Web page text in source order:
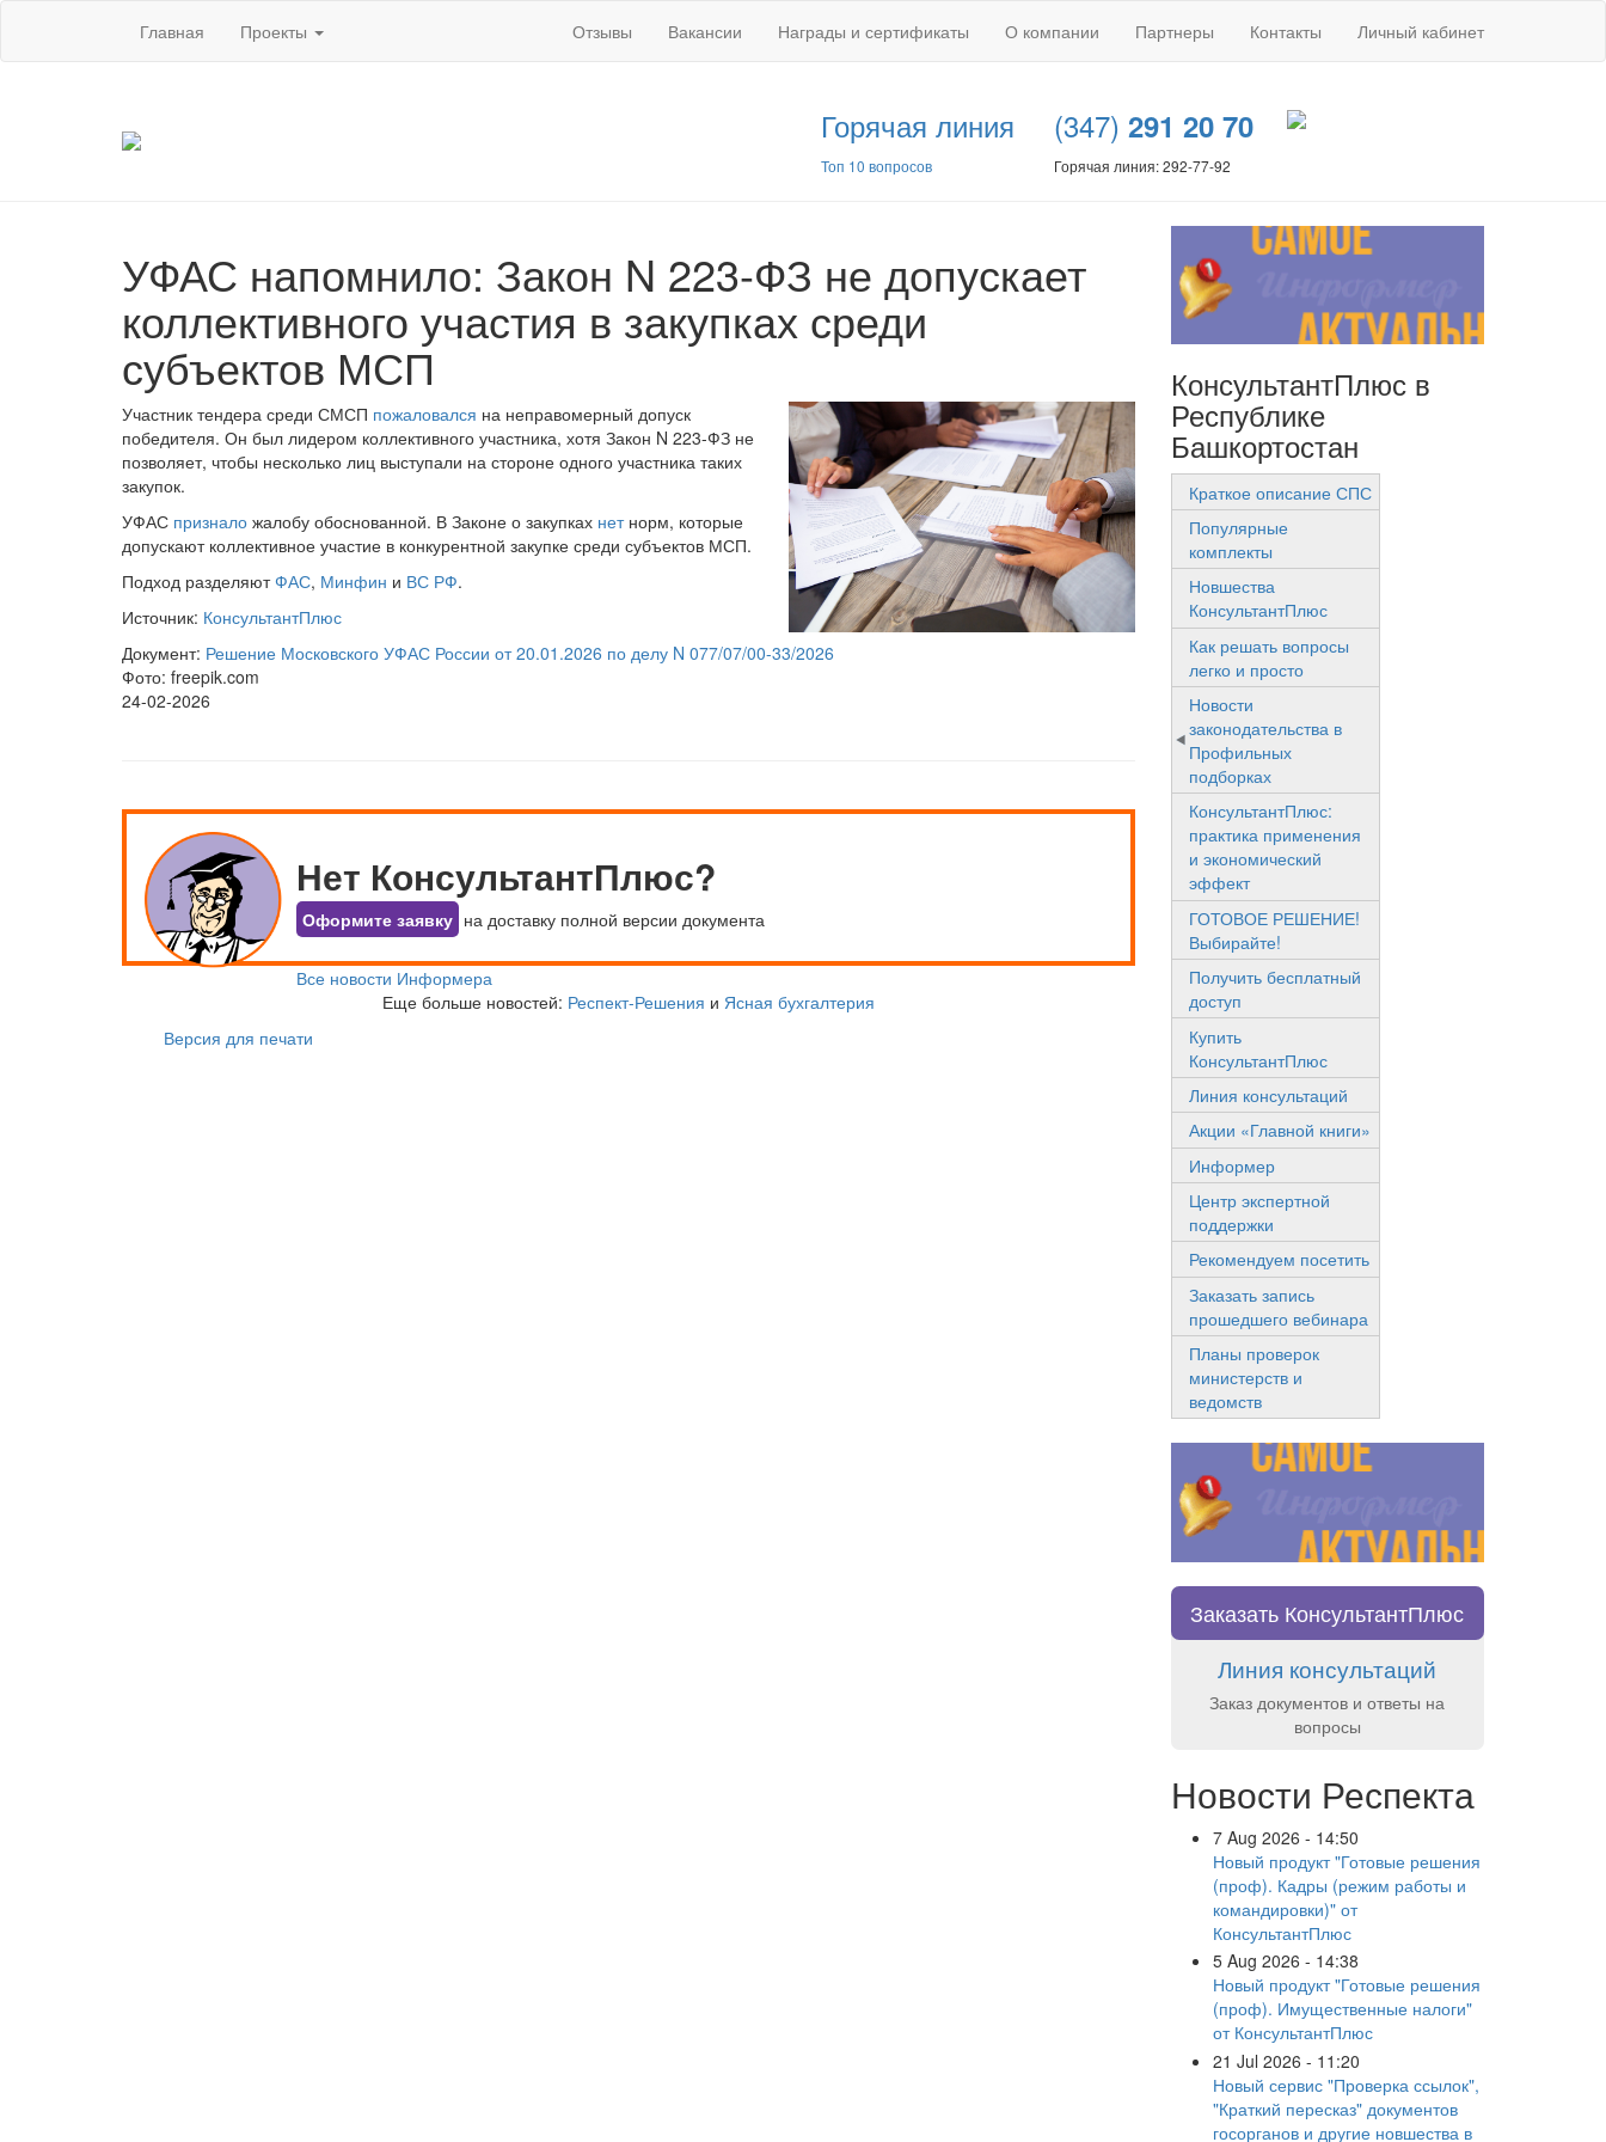
Главная Проекты Отзывы Вакансии Награды и сертификаты О компании Партнеры Контакты Личный кабинет
Горячая линия
Топ 10 вопросов
(347) 291 20 70
Горячая линия: 292-77-92
УФАС напомнило: Закон N 223-ФЗ не допускает
коллективного участия в закупках среди
субъектов МСП
Участник тендера среди СМСП пожаловался на неправомерный допуск
победителя. Он был лидером коллективного участника, хотя Закон N 223-ФЗ не
позволяет, чтобы несколько лиц выступали на стороне одного участника таких
закупок.
УФАС признало жалобу обоснованной. В Законе о закупках нетнорм, которые
допускают коллективное участие в конкурентной закупке среди субъектов МСП.
Подход разделяютФАС, Минфин и ВС РФ.
Источник: КонсультантПлюс
Документ: Решение Московского УФАС России от 20.01.2026 по делу N 077/07/00-33/2026
Фото: freepik.com
24-02-2026
Нет КонсультантПлюс?
Оформите заявку на доставку полной версии документа
Все новости Информера
Еще больше новостей: Респект-Решения и Ясная бухгалтерия
Версия для печати
КонсультантПлюс в
Республике
Башкортостан
Краткое описание СПС
Популярные
комплекты
Новшества
КонсультантПлюс
Как решать вопросы
легко и просто
Новости
законодательства в
Профильных
подборках
КонсультантПлюс:
практика применения
и экономический
эффект
ГОТОВОЕ РЕШЕНИЕ!
Выбирайте!
Получить бесплатный
доступ
Купить
КонсультантПлюс
Линия консультаций
Акции «Главной книги»
Информер
Центр экспертной
поддержки
Рекомендуем посетить
Заказать запись
прошедшего вебинара
Планы проверок
министерств и
ведомств
Заказать КонсультантПлюс
Линия консультаций
Заказ документов и ответы на
вопросы
Новости Респекта
7 Aug 2026 - 14:50
Новый продукт "Готовые решения
(проф). Кадры (режим работы и
командировки)" от
КонсультантПлюс
5 Aug 2026 - 14:38
Новый продукт "Готовые решения
(проф). Имущественные налоги"
от КонсультантПлюс
21 Jul 2026 - 11:20
Новый сервис "Проверка ссылок",
"Краткий пересказ" документов
госорганов и другие новшества в